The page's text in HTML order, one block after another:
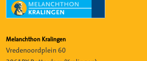
Melanchthon Kralingen
Vredenoordplein 60